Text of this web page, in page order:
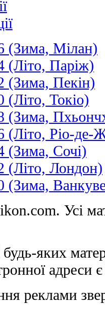
(Зима, Мілан)
(Літо, Паріж)
(Зима, Пекін)
(Літо, Токіо)
(Зима,
(Літо, Ріо-де-
(Зима, Сочі)
(Літо, Лондон)
(Зима,
Усі
яких
адреси
реклами